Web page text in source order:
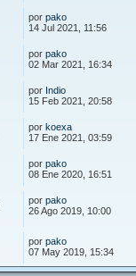
por pako
14 Jul 2021, 11:56
por pako
02 Mar 2021, 16:34
por Indio
15 Feb 2021, 20:58
por koexa
17 Ene 2021, 03:59
por pako
08 Ene 2020, 16:51
por pako
26 Ago 2019, 10:00
por pako
07 May 2019, 15:34